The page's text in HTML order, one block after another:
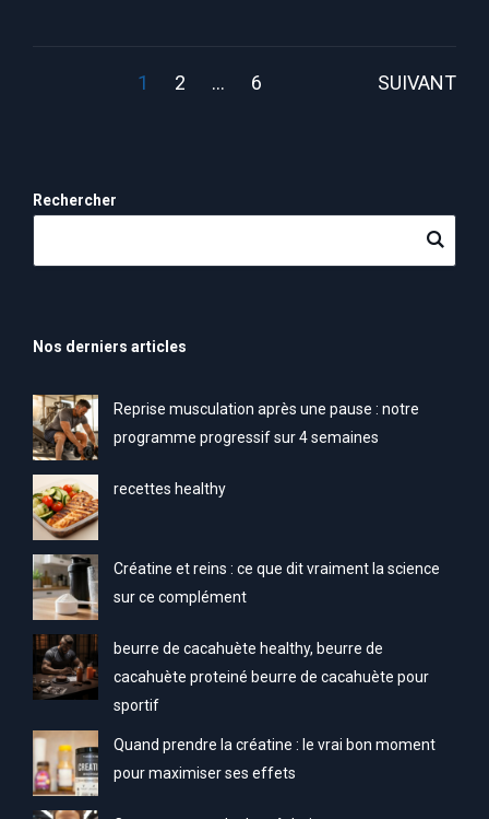
Pagination
1 2 … 6 SUIVANT
Rechercher
Nos derniers articles
Reprise musculation après une pause : notre
programme progressif sur 4 semaines
recettes healthy
Créatine et reins : ce que dit vraiment la science
sur ce complément
beurre de cacahuète healthy, beurre de
cacahuète proteiné beurre de cacahuète pour
sportif
Quand prendre la créatine : le vrai bon moment
pour maximiser ses effets